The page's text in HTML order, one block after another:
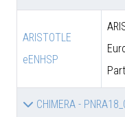
ARISTOTLE
eENHSP
CHIMERA -